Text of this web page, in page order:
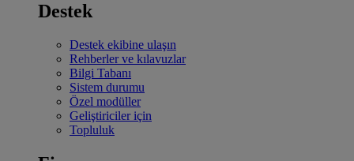
Destek
Destek ekibine ulaşın
Rehberler ve kılavuzlar
Bilgi Tabanı
Sistem durumu
Özel modüller
Geliştiriciler için
Topluluk